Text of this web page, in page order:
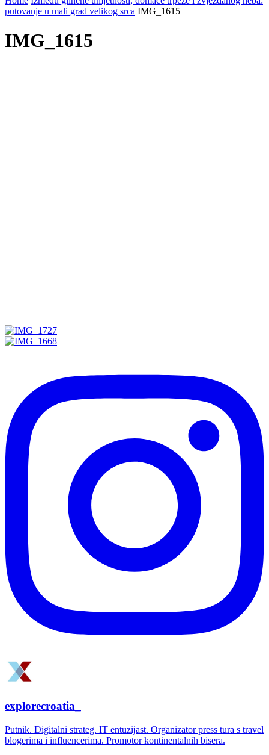
putovanje u mali grad velikog srca IMG_1615
IMG_1615
explorecroatia_
Putnik. Digitalni strateg. IT entuzijast. Organizator press tura s travel
blogerima i influencerima. Promotor kontinentalnih bisera.